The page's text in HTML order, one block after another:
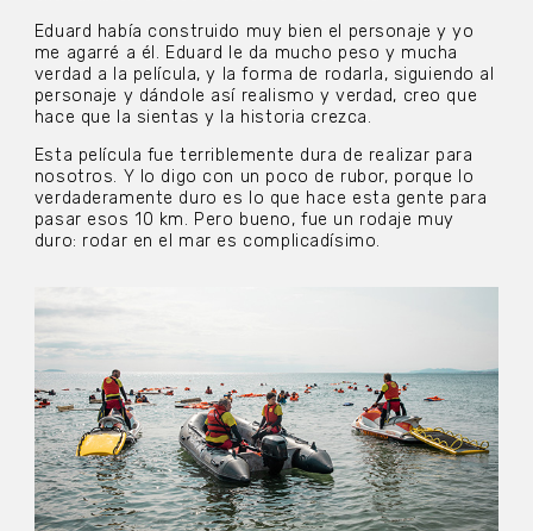
Eduard había construido muy bien el personaje y yo
me agarré a él. Eduard le da mucho peso y mucha
verdad a la película, y la forma de rodarla, siguiendo al
personaje y dándole así realismo y verdad, creo que
hace que la sientas y la historia crezca.
Esta película fue terriblemente dura de realizar para
nosotros. Y lo digo con un poco de rubor, porque lo
verdaderamente duro es lo que hace esta gente para
pasar esos 10 km. Pero bueno, fue un rodaje muy
duro: rodar en el mar es complicadísimo.